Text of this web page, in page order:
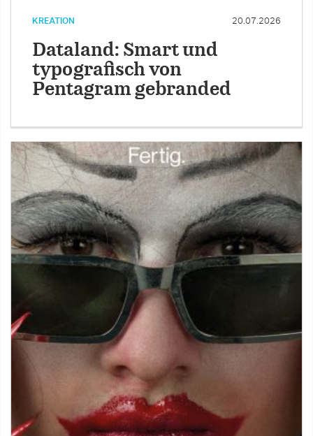
KREATION 20.07.2026
Dataland: Smart und
typografisch von
Pentagram gebranded